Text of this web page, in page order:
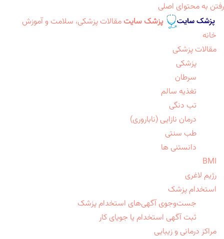
رفتن به محتوای اصلی
پزشک سایت مقالات پزشکی، سلامت و آموزش
خانه
مقالات پزشکی
پزشکی
سرطان
تغذیه سالم
تب دنگی
درمان نازایی (ناباروری)
طب سنتی
دانستنی ها
BMI
رژیم لاغری
استخدام پزشک
جست‌وجوی آگهی‌های استخدام پزشک
ثبت آگهی استخدام یا جویای کار
مراکز درمانی و زیبایی